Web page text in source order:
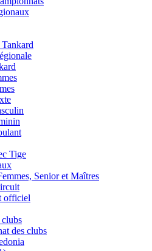
Tige
Senior et Maîtres
officiel
clubs
des clubs